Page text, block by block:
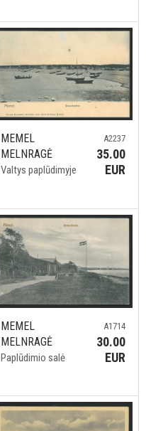
MEMEL
MELNRAGĖ
Valtys paplūdimyje
A2237
35.00
EUR
MEMEL
MELNRAGĖ
Paplūdimio salė
A1714
30.00
EUR